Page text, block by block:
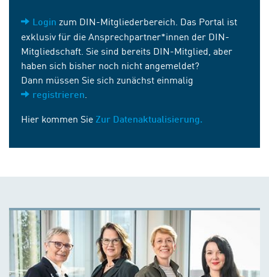
Login zum DIN-Mitgliederbereich. Das Portal ist
exklusiv für die Ansprechpartner*innen der DIN-
Mitgliedschaft. Sie sind bereits DIN-Mitglied, aber
haben sich bisher noch nicht angemeldet?
Dann müssen Sie sich zunächst einmalig
registrieren
Hier kommen Sie Zur Datenaktualisierung.